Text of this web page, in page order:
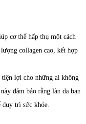
cơ thể hấp thụ một cách
collagen cao, kết hợp
tiện lợi cho những ai không
đảm bảo rằng làn da bạn
duy trì sức khỏe.